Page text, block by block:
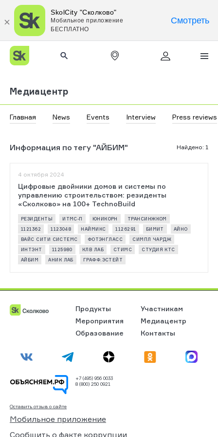
SkolCity "Сколково"
Мобильное приложение
БЕСПЛАТНО
Смотреть
Медиацентр
Главная News Events Interview Press reviews
Найдено: 1
Информация по тегу "АЙБИМ"
4 октября 2024
Цифровые двойники домов и системы по
управлению строительством: резиденты
«Сколково» на 100+ TechnoBuild
РЕЗИДЕНТЫ ИТМС-П ЮНИКОРН
ТРАНСИНЖКОМ
1121362
1123048 НАЙМИКС 1126291 БИМИТ
АЙНО
ВАЙС СИТИ СИСТЕМС
ФОТЭНГЛАСС
СИМПЛ ЧАРДЖ
ИНТЭНТ
1125980 КЛВ ЛАБ СТИМС
СТУДИЯ КТС
АЙБИМ
АНИК ЛАБ ГРАФФ.ЭСТЕЙТ
Продукты
Участникам
Мероприятия
Медиацентр
Образование
Контакты
+7 (495) 956 0033
8 (800) 250 0921
Оставить отзыв о сайте
Мобильное приложение
Сообщить о факте коррупции